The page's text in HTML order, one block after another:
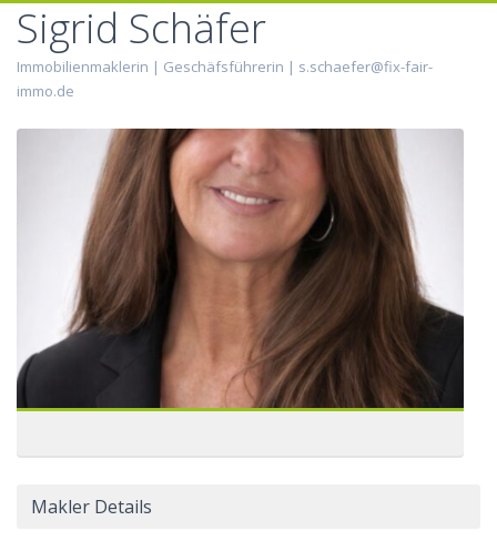
Sigrid Schäfer
Immobilienmaklerin | Geschäfsführerin | s.schaefer@fix-fair-
immo.de
Makler Details